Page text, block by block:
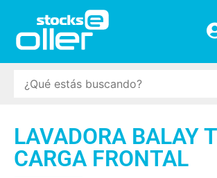
LAVADORA BALAY
CARGA FRONTAL